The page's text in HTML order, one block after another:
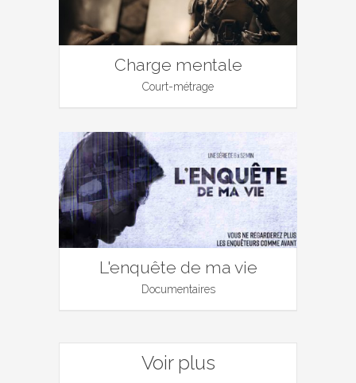
Charge mentale
Court-métrage
L'enquête de ma vie
Documentaires
Voir plus